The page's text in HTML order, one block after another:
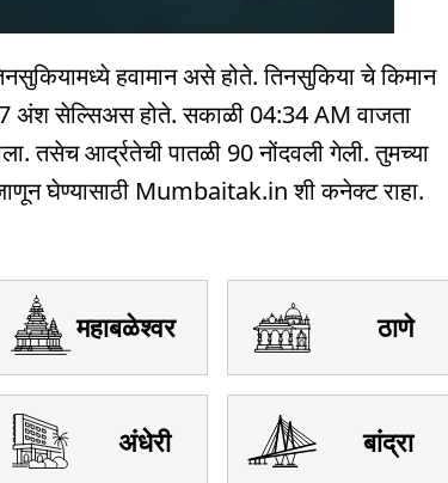
हवामान असे होते. तिनसुकिया चे किमान
अंश सेल्सिअस होते. सकाळी 04:34 AM वाजता
तसेच आर्द्रतेची पातळी 90 नोंदवली गेली. तुमच्या
घेण्यासाठी Mumbaitak.in शी कनेक्ट राहा.
महाबळेश्वर ठाणे
अंधेरी बांद्रा